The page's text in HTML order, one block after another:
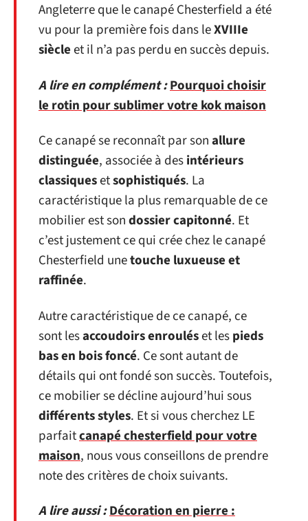
Angleterre que le canapé Chesterfield a été
vu pour la première fois dans leXVIIIe
siècleet il n’a pas perdu en succès depuis.
A lire en complément :Pourquoi choisir
le rotin pour sublimer votre kok maison
Ce canapé se reconnaît par sonallure
distinguée, associée à desintérieurs
classiquesetsophistiqués. La
caractéristique la plus remarquable de ce
mobilier est sondossier capitonné. Et
c’est justement ce qui crée chez le canapé
Chesterfield unetouche luxueuse et
raffinée.
Autre caractéristique de ce canapé, ce
sont lesaccoudoirs enrouléset lespieds
bas en bois foncé. Ce sont autant de
détails qui ont fondé son succès. Toutefois,
ce mobilier se décline aujourd’hui sous
différents styles. Et si vous cherchez LE
parfaitcanapé chesterfield pour votre
maison, nous vous conseillons de prendre
note des critères de choix suivants.
A lire aussi :Décoration en pierre :